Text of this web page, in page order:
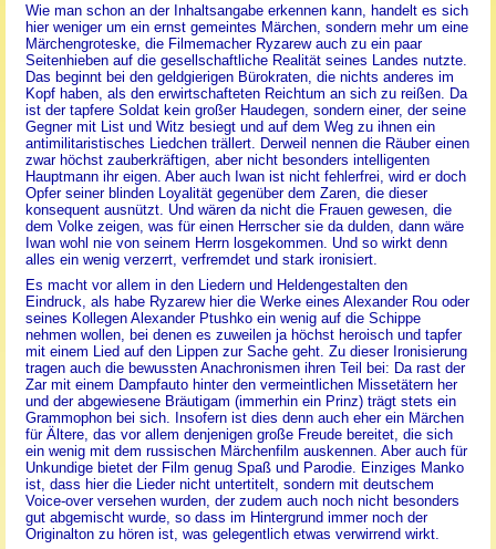
Wie man schon an der Inhaltsangabe erkennen kann, handelt es sich
hier weniger um ein ernst gemeintes Märchen, sondern mehr um eine
Märchengroteske, die Filmemacher Ryzarew auch zu ein paar
Seitenhieben auf die gesellschaftliche Realität seines Landes nutzte.
Das beginnt bei den geldgierigen Bürokraten, die nichts anderes im
Kopf haben, als den erwirtschafteten Reichtum an sich zu reißen. Da
ist der tapfere Soldat kein großer Haudegen, sondern einer, der seine
Gegner mit List und Witz besiegt und auf dem Weg zu ihnen ein
antimilitaristisches Liedchen trällert. Derweil nennen die Räuber einen
zwar höchst zauberkräftigen, aber nicht besonders intelligenten
Hauptmann ihr eigen. Aber auch Iwan ist nicht fehlerfrei, wird er doch
Opfer seiner blinden Loyalität gegenüber dem Zaren, die dieser
konsequent ausnützt. Und wären da nicht die Frauen gewesen, die
dem Volke zeigen, was für einen Herrscher sie da dulden, dann wäre
Iwan wohl nie von seinem Herrn losgekommen. Und so wirkt denn
alles ein wenig verzerrt, verfremdet und stark ironisiert.
Es macht vor allem in den Liedern und Heldengestalten den
Eindruck, als habe Ryzarew hier die Werke eines Alexander Rou oder
seines Kollegen Alexander Ptushko ein wenig auf die Schippe
nehmen wollen, bei denen es zuweilen ja höchst heroisch und tapfer
mit einem Lied auf den Lippen zur Sache geht. Zu dieser Ironisierung
tragen auch die bewussten Anachronismen ihren Teil bei: Da rast der
Zar mit einem Dampfauto hinter den vermeintlichen Missetätern her
und der abgewiesene Bräutigam (immerhin ein Prinz) trägt stets ein
Grammophon bei sich. Insofern ist dies denn auch eher ein Märchen
für Ältere, das vor allem denjenigen große Freude bereitet, die sich
ein wenig mit dem russischen Märchenfilm auskennen. Aber auch für
Unkundige bietet der Film genug Spaß und Parodie. Einziges Manko
ist, dass hier die Lieder nicht untertitelt, sondern mit deutschem
Voice-over versehen wurden, der zudem auch noch nicht besonders
gut abgemischt wurde, so dass im Hintergrund immer noch der
Originalton zu hören ist, was gelegentlich etwas verwirrend wirkt.